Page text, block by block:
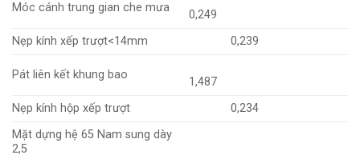
Móc cánh trung gian che mưa
0,249
Nẹp kính xếp trượt<14mm
0,239
Pát liên kết khung bao
1,487
Nẹp kính hộp xếp trượt
0,234
Mặt dựng hệ 65 Nam sung dày
2,5